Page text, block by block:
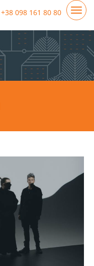
+38 098 161 80 80